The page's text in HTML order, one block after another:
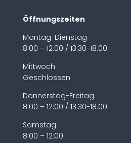
Öffnungszeiten
Montag-Dienstag
8.00 – 12:00 / 13.30-18.00
Mittwoch
Geschlossen
Donnerstag-Freitag
8.00 – 12:00 / 13.30-18.00
Samstag
8.00 – 12:00